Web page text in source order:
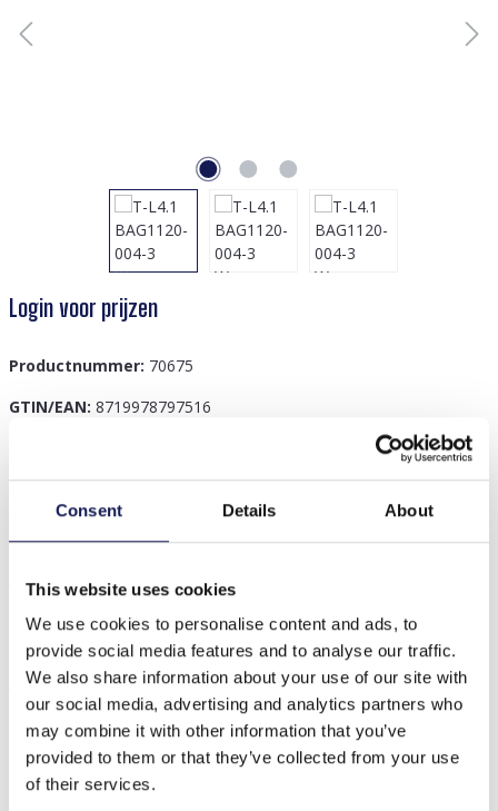
Consent Details About
This website uses cookies
We use cookies to personalise content and ads, to
provide social media features and to analyse our traffic.
We also share information about your use of our site with
our social media, advertising and analytics partners who
may combine it with other information that you’ve
provided to them or that they’ve collected from your use
of their services.
Login voor prijzen
Productnummer: 70675
GTIN/EAN: 8719978797516
Maak kennis met de T-L4.1 BAG1120-004-3 geweven
van uw kleintje! Deze c…Meer
Anderen kochten ook